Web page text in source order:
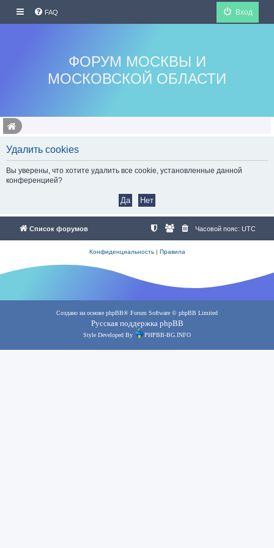
FAQ Вход
ФОРУМ МОСКВЫ И
МОСКОВСКОЙ ОБЛАСТИ
Удалить cookies
Вы уверены, что хотите удалить все cookie, установленные данной
конференцией?
Список форумов Часовой пояс: UTC
Конфиденциальность| Правила
Создано на основе phpBB® Forum Software © phpBB Limited
Русская поддержка phpBB
Style Developed By PHPBB-BG.INFO